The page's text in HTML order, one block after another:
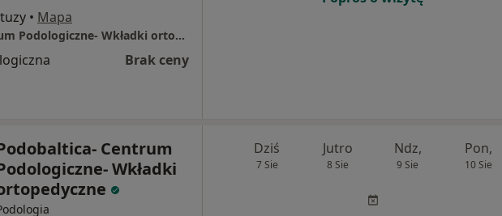
• Mapa
Podobaltica- Centrum Podologiczne- Wkładki ortopedyczne
Brak ceny
Centrum
Wkładki
Dziś
7 Sie
Jutro
8 Sie
Ndz,
9 Sie
Pon,
10 Sie